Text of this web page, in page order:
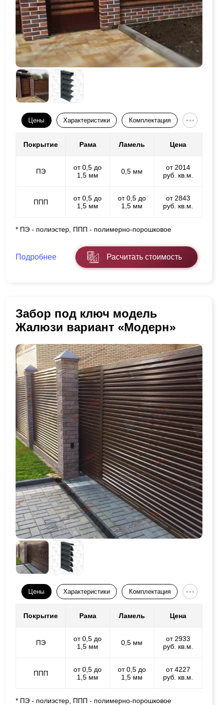
Цены Характеристики Комплектация
Покрытие Рама Ламель Цена
ПЭ
от 0,5 до
1,5 мм
0,5 мм
от 2014
руб. кв.м.
ППП
от 0,5 до
1,5 мм
от 0,5 до
1,5 мм
от 2843
руб. кв.м.
* ПЭ - полиэстер, ППП - полимерно-порошковое
Подробнее Расчитать стоимость
Забор под ключ модель
Жалюзи вариант «Модерн»
Цены Характеристики Комплектация
Покрытие Рама Ламель Цена
ПЭ
от 0,5 до
1,5 мм
0,5 мм
от 2933
руб. кв.м.
ППП
от 0,5 до
1,5 мм
от 0,5 до
1,5 мм
от 4227
руб. кв.м.
* ПЭ - полиэстер, ППП - полимерно-порошковое